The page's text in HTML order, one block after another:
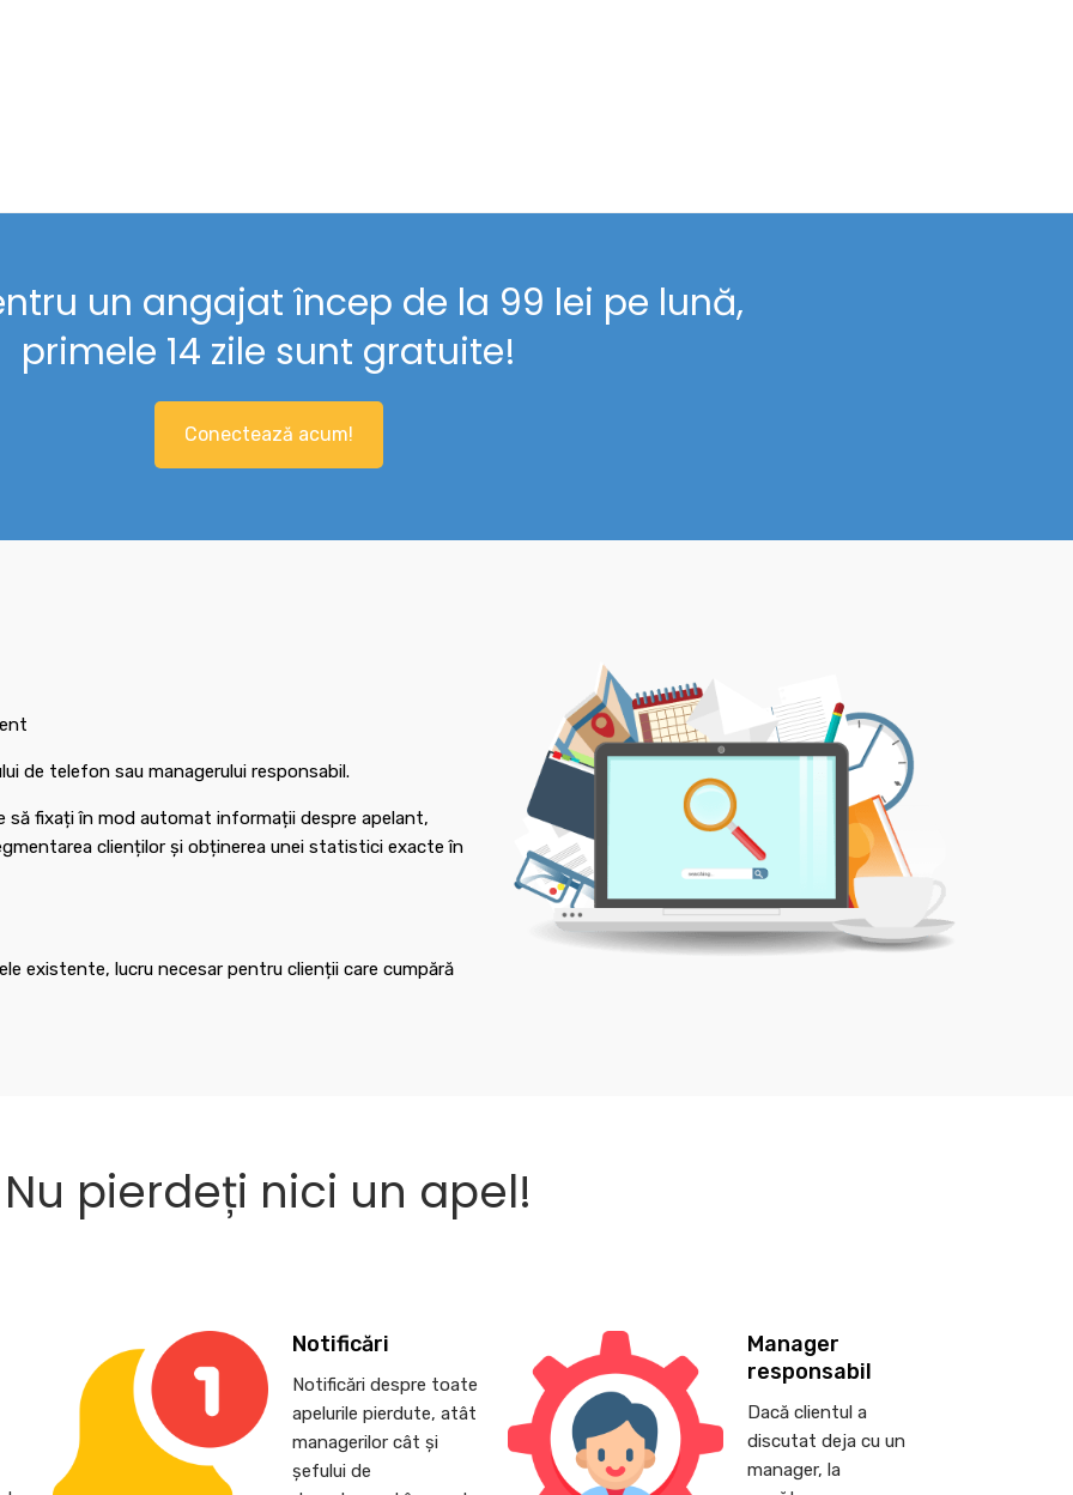
un angajat încep de la 99 lei pe lună,
primele 14 zile sunt gratuite!
Conectează acum!
de telefon sau managerului responsabil.
să fixați în mod automat informații despre apelant,
clienților și obținerea unei statistici exacte în
existente, lucru necesar pentru clienții care cumpără
Nu pierdeți nici un apel!
Notificări
Notificări despre toate
apelurile pierdute, atât
managerilor cât și
șefului de
Manager
responsabil
Dacă clientul a
discutat deja cu un
manager, la